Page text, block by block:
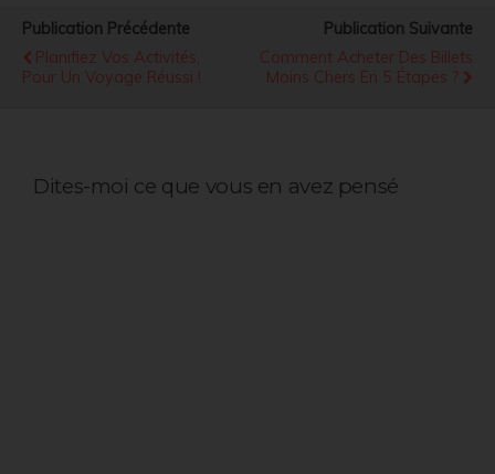
Publication Précédente
Planifiez Vos Activités,
Pour Un Voyage Réussi !
Publication Suivante
Comment Acheter Des Billets
Moins Chers En 5 Étapes ?
Dites-moi ce que vous en avez pensé